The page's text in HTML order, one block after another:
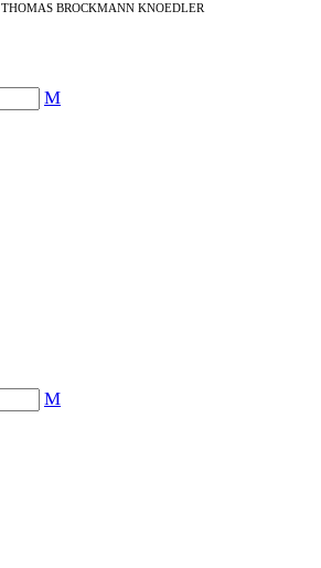
THOMAS BROCKMANN KNOEDLER